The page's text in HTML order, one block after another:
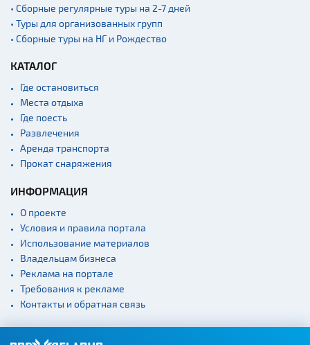
• Сборные регулярные туры на 2-7 дней
• Туры для организованных групп
• Сборные туры на НГ и Рождество
КАТАЛОГ
Где остановиться
Места отдыха
Где поесть
Развлечения
Аренда транспорта
Прокат снаряжения
ИНФОРМАЦИЯ
О проекте
Условия и правила портала
Использование материалов
Владельцам бизнеса
Реклама на портале
Требования к рекламе
Контакты и обратная связь